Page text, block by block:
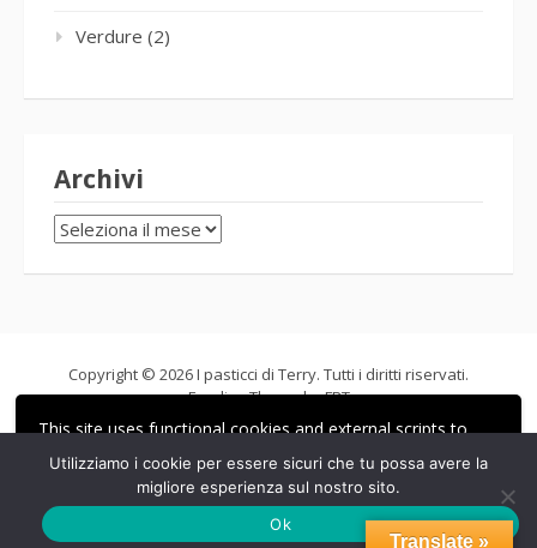
This site uses functional cookies and external scripts to
improve your experience.
LE MIE IMPOSTAZIONI
ACCETTA
Verdure (2)
Archivi
Archivi
Copyright © 2026 I pasticci di Terry. Tutti i diritti riservati.
Fooding Theme byFRT
Translate »
Utilizziamo i cookie per essere sicuri che tu possa avere la
migliore esperienza sul nostro sito.
Ok